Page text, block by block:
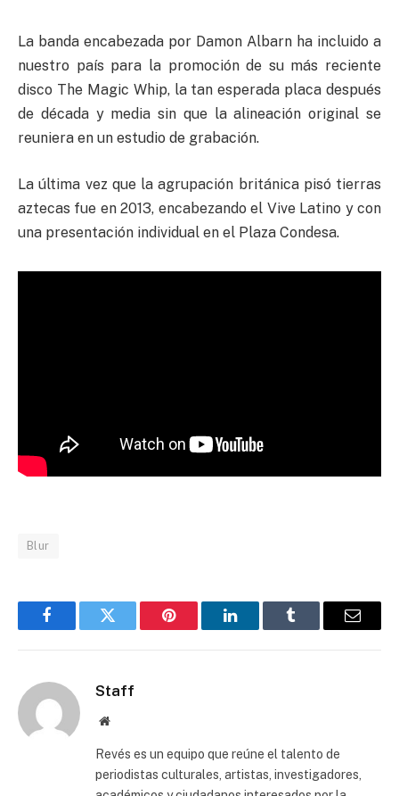
La banda encabezada por Damon Albarn ha incluido a
nuestro país para la promoción de su más reciente
disco The Magic Whip, la tan esperada placa después
de década y media sin que la alineación original se
reuniera en un estudio de grabación.
La última vez que la agrupación británica pisó tierras
aztecas fue en 2013, encabezando el Vive Latino y con
una presentación individual en el Plaza Condesa.
Blur
FacebookTwitter Pinterest LinkedInTumblr Email
Staff
Website
Revés es un equipo que reúne el talento de
periodistas culturales, artistas, investigadores,